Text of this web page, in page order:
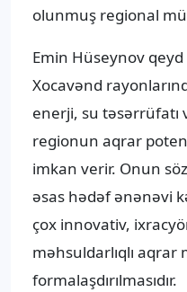
olunmuş regional
Emin Hüseynov
Xocavənd
enerji, su
regionun aqrar
imkan verir. Onun
əsas hədəf ənənəvi
çox innovativ,
məhsuldarlıqlı aqrar
formalaşdırılmasıdır.